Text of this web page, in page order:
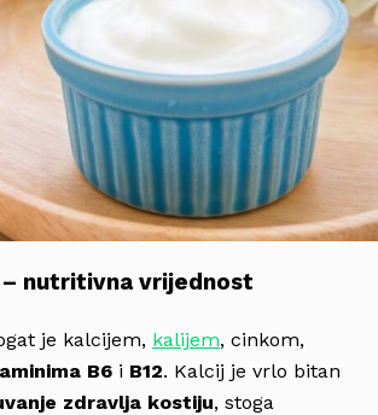
nutritivna vrijednost
je kalcijem, kalijem, cinkom,
B6 i B12. Kalcij je vrlo bitan
zdravlja kostiju, stoga